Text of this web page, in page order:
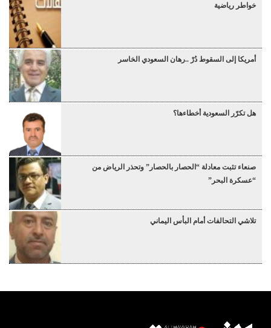
خواطر رياضية
أمريكا إلى السقوط دُرْ ..رهان السعودي الخاسر
هل تكرّر السعودية أخطاءها؟
صنعاء تثبت معادلة “الحصار بالحصار” وتحذر الرياض من
“عسكرة البحر”
تلاشي التحالفات أمام البأس اليماني